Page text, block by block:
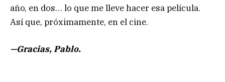
año, en dos… lo que me lleve hacer esa película.
Así que, próximamente, en el cine.
—Gracias, Pablo.